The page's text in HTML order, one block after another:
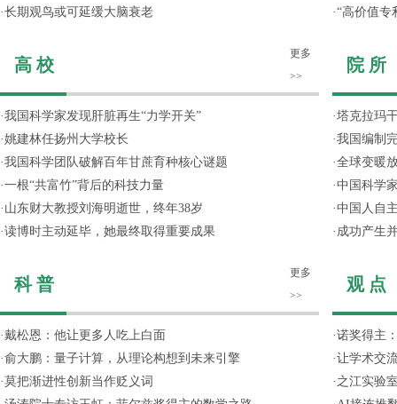
·长期观鸟或可延缓大脑衰老
高 校
更多
>>
·我国科学家发现肝脏再生“力学开关”
·姚建林任扬州大学校长
·我国科学团队破解百年甘蔗育种核心谜题
·一根“共富竹”背后的科技力量
· 山东财大教授刘海明逝世，终年38岁
·读博时主动延毕，她最终取得重要成果
科 普
更多
>>
·戴松恩：他让更多人吃上白面
·俞大鹏：量子计算，从理论构想到未来引擎
·莫把渐进性创新当作贬义词
·“高价值专
院 所
·塔克拉玛
·我国编制
·全球变暖
·中国科学
·中国人自
· 成功产生
观 点
·诺奖得主
·让学术交
· 之江实验